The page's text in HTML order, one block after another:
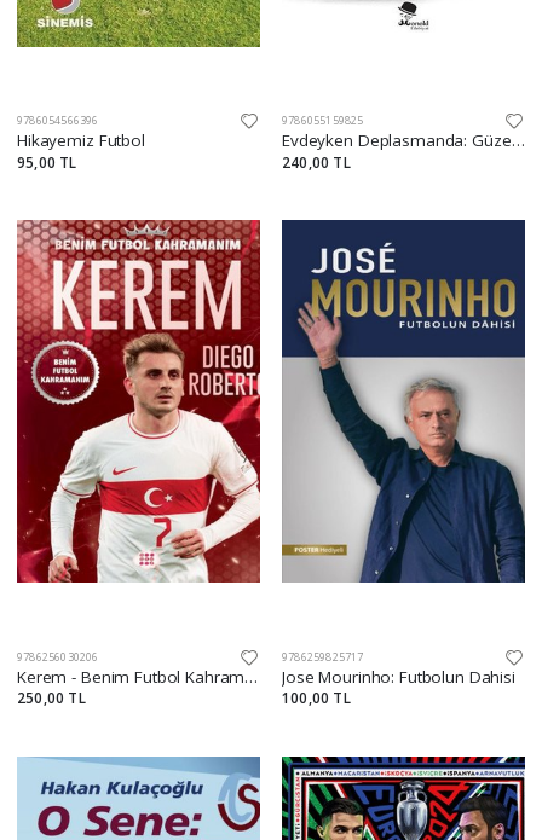
9786054566396
Hikayemiz Futbol
95,00 TL
9786055159825
Evdeyken Deplasmanda: Güzel Oyun
240,00 TL
9786256030206
Kerem - Benim Futbol Kahramanım
250,00 TL
9786259825717
Jose Mourinho: Futbolun Dahisi
100,00 TL